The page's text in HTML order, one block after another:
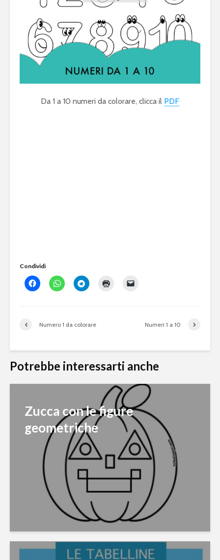
Da 1 a 10 numeri da colorare, clicca il PDF
Condividi
Numero 1 da colorare Numeri 1 a 10
Potrebbe interessarti anche
Zucca con le figure
geometriche